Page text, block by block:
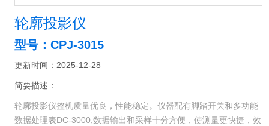
轮廓投影仪
型号：CPJ-3015
更新时间：2025-12-28
简要描述：
轮廓投影仪整机质量优良，性能稳定。仪器配有脚踏开关和多功能
数据处理表DC-3000,数据输出和采样十分方便，使测量更快捷，效